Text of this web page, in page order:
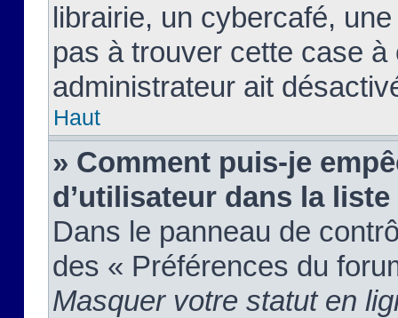
librairie, un cybercafé,
pas à trouver cette case à
administrateur ait
Haut
» Comment puis-je
d’utilisateur dans la
Dans le panneau de
des « Préférences du
Masquer votre statut en